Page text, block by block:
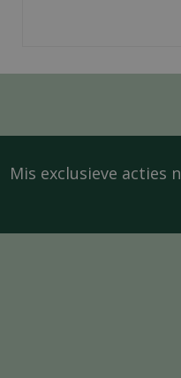
Mis exclusieve acties